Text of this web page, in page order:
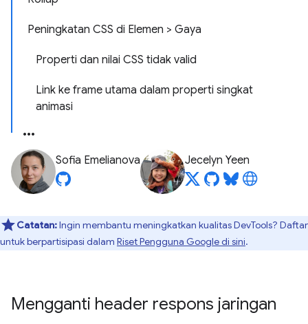
Peningkatan CSS di Elemen > Gaya
Properti dan nilai CSS tidak valid
Link ke frame utama dalam properti singkat
animasi
Sofia Emelianova Jecelyn Yeen
Catatan:Ingin membantu meningkatkan kualitas DevTools? Daftar
untuk berpartisipasi dalam Riset Pengguna Google di sini.
Mengganti header respons jaringan